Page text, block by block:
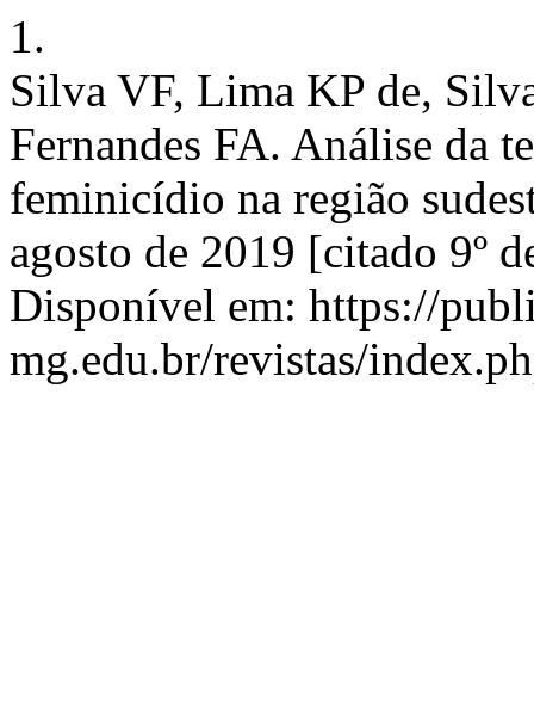
1.
Silva VF, Lima KP de,
Fernandes FA. Análise da
feminicídio na região
agosto de 2019 [citado 9º
Disponível em: https://
mg.edu.br/revistas/